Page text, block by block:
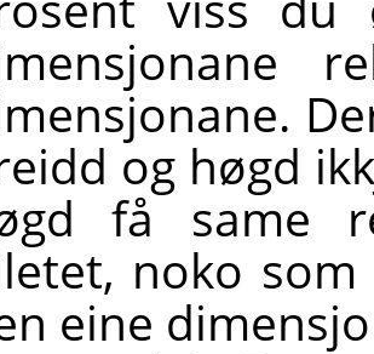
og høgd
få same
noko
eine